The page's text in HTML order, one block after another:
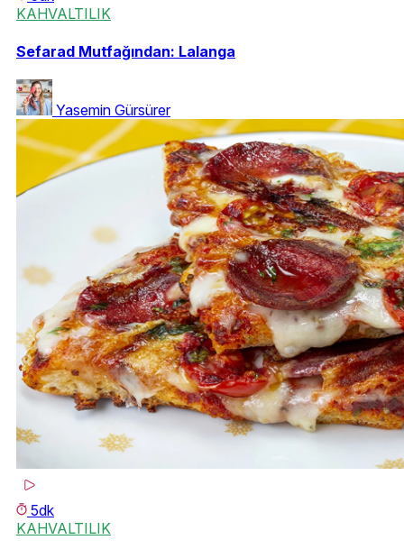
KAHVALTILIK
Sefarad Mutfağından: Lalanga
Yasemin Gürsürer
5dk
KAHVALTILIK